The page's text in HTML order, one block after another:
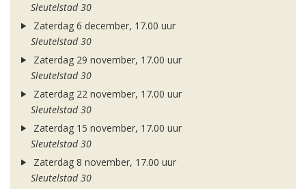
Sleutelstad 30
Zaterdag 6 december, 17.00 uur
Sleutelstad 30
Zaterdag 29 november, 17.00 uur
Sleutelstad 30
Zaterdag 22 november, 17.00 uur
Sleutelstad 30
Zaterdag 15 november, 17.00 uur
Sleutelstad 30
Zaterdag 8 november, 17.00 uur
Sleutelstad 30